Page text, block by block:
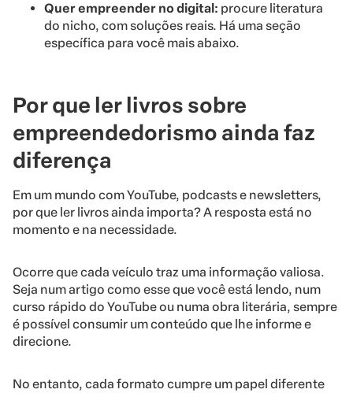
Quer empreender no digital: procure literatura
do nicho, com soluções reais. Há uma seção
específica para você mais abaixo.
Por que ler livros sobre
empreendedorismo ainda faz
diferença
Em um mundo com YouTube, podcasts e newsletters,
por que ler livros ainda importa? A resposta está no
momento e na necessidade.
Ocorre que cada veículo traz uma informação valiosa.
Seja num artigo como esse que você está lendo, num
curso rápido do YouTube ou numa obra literária, sempre
é possível consumir um conteúdo que lhe informe e
direcione.
No entanto, cada formato cumpre um papel diferente